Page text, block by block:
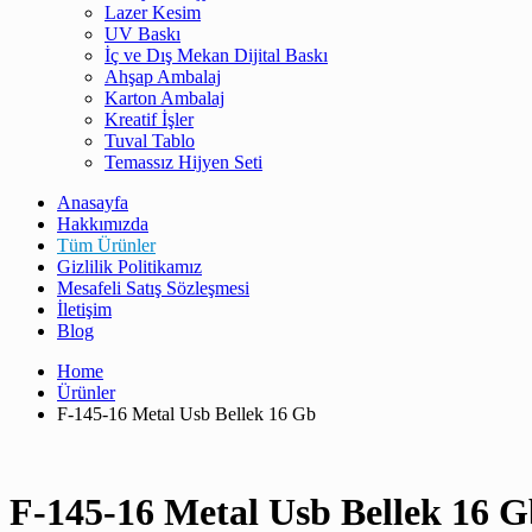
Lazer Kesim
UV Baskı
İç ve Dış Mekan Dijital Baskı
Ahşap Ambalaj
Karton Ambalaj
Kreatif İşler
Tuval Tablo
Temassız Hijyen Seti
Anasayfa
Hakkımızda
Tüm Ürünler
Gizlilik Politikamız
Mesafeli Satış Sözleşmesi
İletişim
Blog
Home
Ürünler
F-145-16 Metal Usb Bellek 16 Gb
F-145-16 Metal Usb Bellek 16